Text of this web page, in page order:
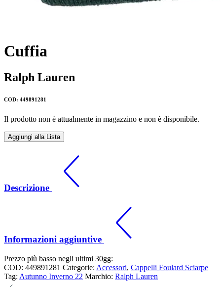
Cuffia
Ralph Lauren
COD: 449891281
Il prodotto non è attualmente in magazzino e non è disponibile.
Aggiungi alla Lista
Descrizione
Informazioni aggiuntive
Prezzo più basso negli ultimi 30gg:
COD: 449891281 Categorie: Accessori, Cappelli Foulard Sciarpe
Tag: Autunno Inverno 22 Marchio: Ralph Lauren